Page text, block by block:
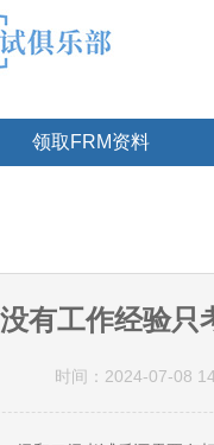
领取FRM资料
有工作经验只
时间：2024-07-08